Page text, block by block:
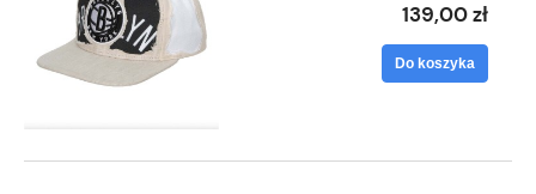
139,00 zł
Do koszyka